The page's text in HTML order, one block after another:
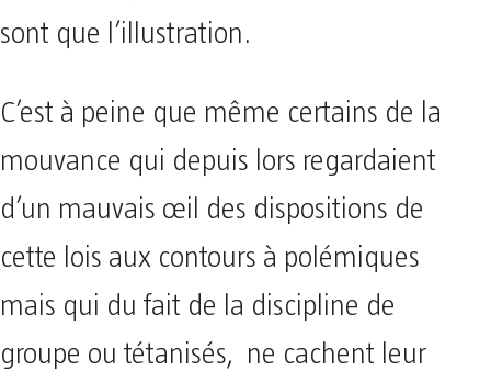
sont que l’illustration.
C’est à peine que même certains de la
mouvance qui depuis lors regardaient
d’un mauvais œil des dispositions de
cette lois aux contours à polémiques
mais qui du fait de la discipline de
groupe ou tétanisés, ne cachent leur